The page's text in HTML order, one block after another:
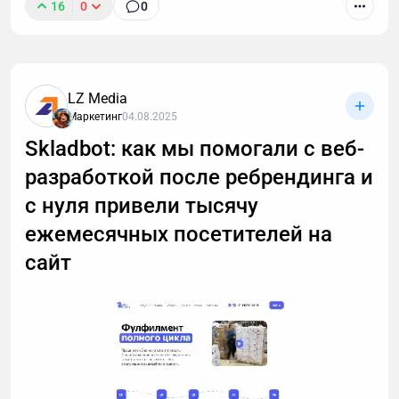
16 0 0
LZ Media
Маркетинг04.08.2025
Skladbot: как мы помогали с веб-
разработкой после ребрендинга и
с нуля привели тысячу
ежемесячных посетителей на
сайт